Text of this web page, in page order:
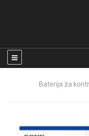
Sony PlayStation
Baterija za